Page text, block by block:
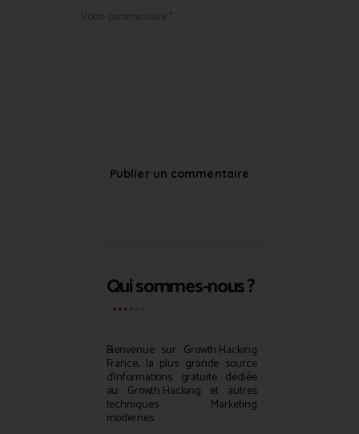
Qui sommes-nous ?
Bienvenue sur Growth Hacking
France, la plus grande source
d’informations gratuite dédiée
au Growth Hacking et autres
techniques Marketing
modernes.